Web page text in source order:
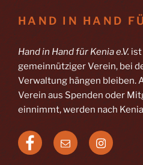
HAND IN HAND
Hand in Hand für Kenia e.V.
gemeinnütziger Verein, bei
Verwaltung hängen bleiben.
Verein aus Spenden oder
einnimmt, werden nach
Facebook
E-
Mail
Instagram